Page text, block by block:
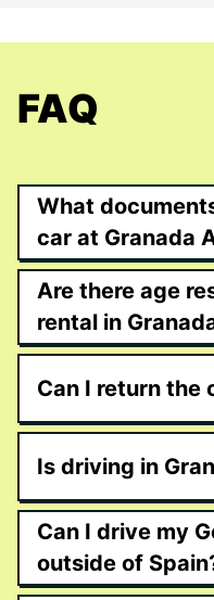
FAQ
What
car at Granada
Are there age
rental in
Can I return the
Is driving in
Can I drive my
outside of